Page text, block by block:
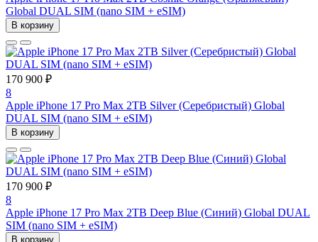
Global DUAL SIM (nano SIM + eSIM)
В корзину
170 900 ₽
8
Apple iPhone 17 Pro Max 2TB Silver (Серебристый) Global
DUAL SIM (nano SIM + eSIM)
В корзину
170 900 ₽
8
Apple iPhone 17 Pro Max 2TB Deep Blue (Синий) Global DUAL
SIM (nano SIM + eSIM)
В корзину